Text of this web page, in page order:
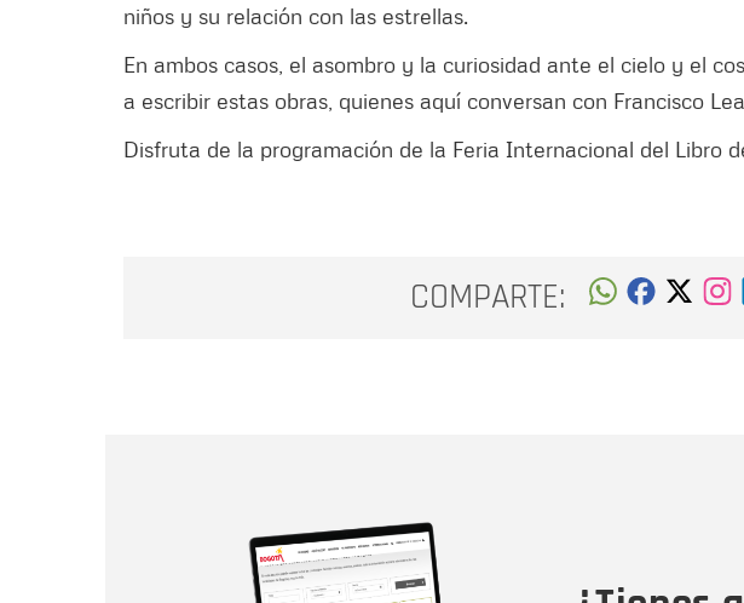
niños y su relación con las estrellas.
En ambos casos, el asombro y la curiosidad ante el cielo y el
a escribir estas obras, quienes aquí conversan con Francisco
Disfruta de la programación de la Feria Internacional del Libro
COMPARTE: